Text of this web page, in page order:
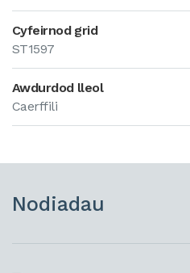
Cyfeirnod grid
ST1597
Awdurdod lleol
Caerffili
Nodiadau